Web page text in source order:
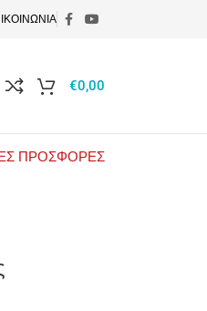
€0,00
ΠΡΟΣΦΟΡΕΣ